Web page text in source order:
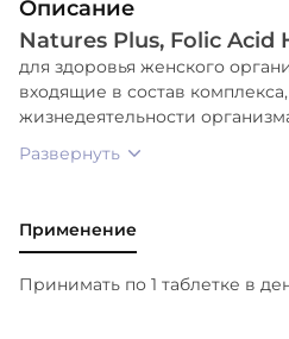
кремния, стеарат магния,
фармацевтическая глазурь.
Описание
Natures Plus, Folic Acid
для здоровья женского
входящие в состав
жизнедеятельности
Развернуть
Применение
Принимать по 1 таблетке в